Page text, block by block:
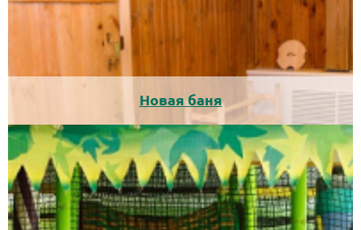
Новая баня